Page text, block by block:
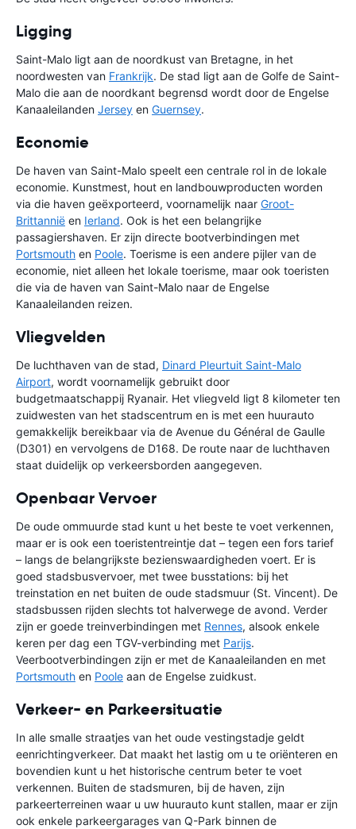
Ligging
Saint-Malo ligt aan de noordkust van Bretagne, in het
noordwesten van Frankrijk. De stad ligt aan de Golfe de Saint-
Malo die aan de noordkant begrensd wordt door de Engelse
Kanaaleilanden Jersey en Guernsey.
Economie
De haven van Saint-Malo speelt een centrale rol in de lokale
economie. Kunstmest, hout en landbouwproducten worden
via die haven geëxporteerd, voornamelijk naar Groot-
Brittannië en Ierland. Ook is het een belangrijke
passagiershaven. Er zijn directe bootverbindingen met
Portsmouth en Poole. Toerisme is een andere pijler van de
economie, niet alleen het lokale toerisme, maar ook toeristen
die via de haven van Saint-Malo naar de Engelse
Kanaaleilanden reizen.
Vliegvelden
De luchthaven van de stad, Dinard Pleurtuit Saint-Malo
Airport, wordt voornamelijk gebruikt door
budgetmaatschappij Ryanair. Het vliegveld ligt 8 kilometer ten
zuidwesten van het stadscentrum en is met een huurauto
gemakkelijk bereikbaar via de Avenue du Général de Gaulle
(D301) en vervolgens de D168. De route naar de luchthaven
staat duidelijk op verkeersborden aangegeven.
Openbaar Vervoer
De oude ommuurde stad kunt u het beste te voet verkennen,
maar er is ook een toeristentreintje dat – tegen een fors tarief
– langs de belangrijkste bezienswaardigheden voert. Er is
goed stadsbusvervoer, met twee busstations: bij het
treinstation en net buiten de oude stadsmuur (St. Vincent). De
stadsbussen rijden slechts tot halverwege de avond. Verder
zijn er goede treinverbindingen met Rennes, alsook enkele
keren per dag een TGV-verbinding met Parijs.
Veerbootverbindingen zijn er met de Kanaaleilanden en met
Portsmouth en Poole aan de Engelse zuidkust.
Verkeer- en Parkeersituatie
In alle smalle straatjes van het oude vestingstadje geldt
eenrichtingverkeer. Dat maakt het lastig om u te oriënteren en
bovendien kunt u het historische centrum beter te voet
verkennen. Buiten de stadsmuren, bij de haven, zijn
parkeerterreinen waar u uw huurauto kunt stallen, maar er zijn
ook enkele parkeergarages van Q-Park binnen de